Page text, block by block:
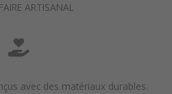
ARTISANAL
avec des matériaux durables.